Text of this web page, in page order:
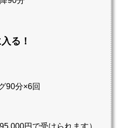
る！
分×6回
円で受けられます）